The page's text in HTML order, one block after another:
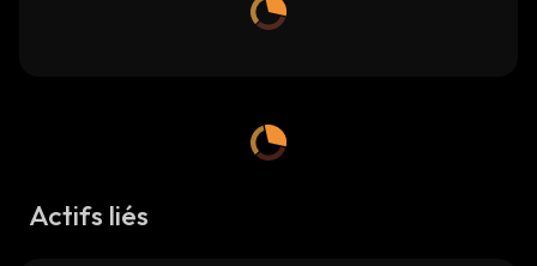
Actifs liés